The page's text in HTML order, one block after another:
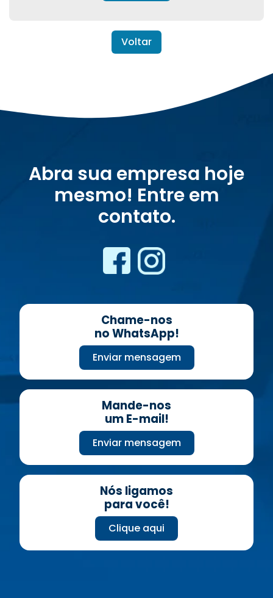
Voltar
Abra sua empresa hoje
mesmo! Entre em
contato.
Chame-nos
no WhatsApp!
Enviar mensagem
Mande-nos
um E-mail!
Enviar mensagem
Nós ligamos
para você!
Clique aqui